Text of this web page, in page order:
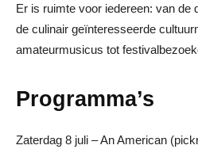
Er is ruimte voor iedereen: van de
de culinair geïnteresseerde
amateurmusicus tot
Programma’s
Zaterdag 8 juli – An American